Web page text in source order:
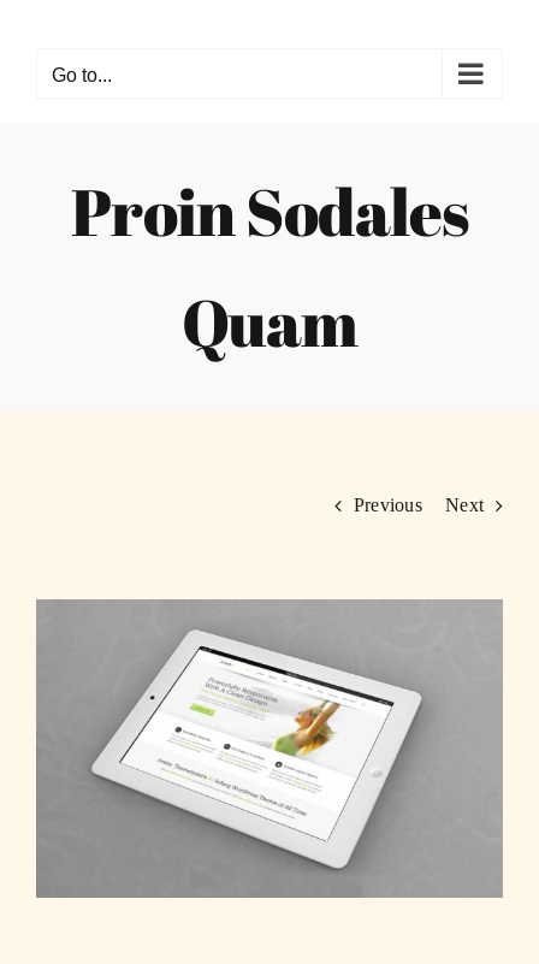
contentGo to...
Proin Sodales
Quam
Previous Next